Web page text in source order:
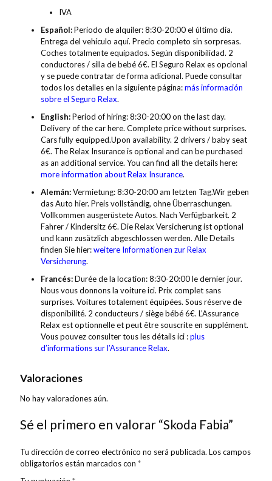
IVA
Español:Periodo de alquiler: 8:30-20:00 el último día.
Entrega del vehículo aquí. Precio completo sin sorpresas.
Coches totalmente equipados. Según disponibilidad. 2
conductores / silla de bebé 6€. El Seguro Relax es opcional
y se puede contratar de forma adicional. Puede consultar
todos los detalles en la siguiente página:más información
sobre el Seguro Relax.
English:Period of hiring: 8:30-20:00 on the last day.
Delivery of the car here. Complete price without surprises.
Cars fully equipped.Upon availability. 2 drivers / baby seat
6€. The Relax Insurance is optional and can be purchased
as an additional service. You can find all the details here:
more information about Relax Insurance.
Alemán:Vermietung: 8:30-20:00 am letzten Tag.Wir geben
das Auto hier. Preis vollständig, ohne Überraschungen.
Vollkommen ausgerüstete Autos. Nach Verfügbarkeit. 2
Fahrer / Kindersitz 6€. Die Relax Versicherung ist optional
und kann zusätzlich abgeschlossen werden. Alle Details
finden Sie hier:weitere Informationen zur Relax
Versicherung.
Francés:Durée de la location: 8:30-20:00 le dernier jour.
Nous vous donnons la voiture ici. Prix complet sans
surprises. Voitures totalement équipées. Sous réserve de
disponibilité. 2 conducteurs / siège bébé 6€. L’Assurance
Relax est optionnelle et peut être souscrite en supplément.
Vous pouvez consulter tous les détails ici :plus
d’informations sur l’Assurance Relax.
Valoraciones
No hay valoraciones aún.
Sé el primero en valorar “Skoda Fabia”
Tu dirección de correo electrónico no será publicada. Los campos
obligatorios están marcados con *